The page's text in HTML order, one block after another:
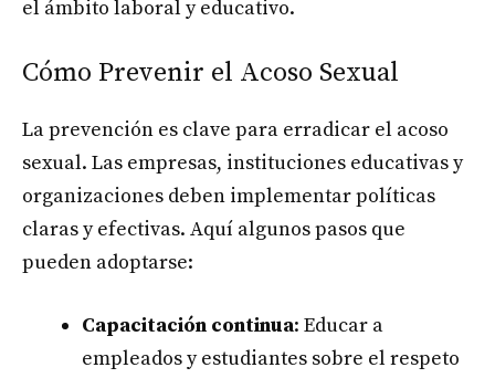
el ámbito laboral y educativo.
Cómo Prevenir el Acoso Sexual
La prevención es clave para erradicar el acoso
sexual. Las empresas, instituciones educativas y
organizaciones deben implementar políticas
claras y efectivas. Aquí algunos pasos que
pueden adoptarse:
Capacitación continua: Educar a
empleados y estudiantes sobre el respeto